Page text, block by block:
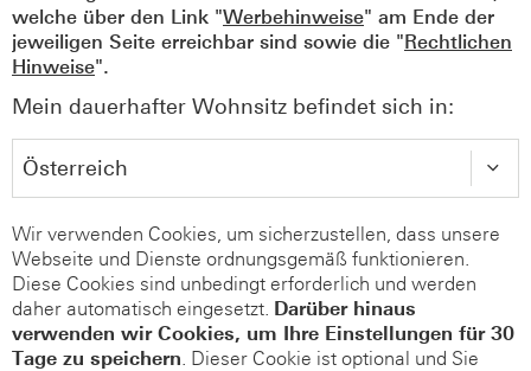
welche über den Link "Werbehinweise" am Ende der
jeweiligen Seite erreichbar sind sowie die "Rechtlichen
Hinweise".
Mein dauerhafter Wohnsitz befindet sich in:
Wir verwenden Cookies, um sicherzustellen, dass unsere
Webseite und Dienste ordnungsgemäß funktionieren.
Diese Cookies sind unbedingt erforderlich und werden
daher automatisch eingesetzt. Darüber hinaus
verwenden wir Cookies, um Ihre Einstellungen für 30
Tage zu speichern. Dieser Cookie ist optional und Sie